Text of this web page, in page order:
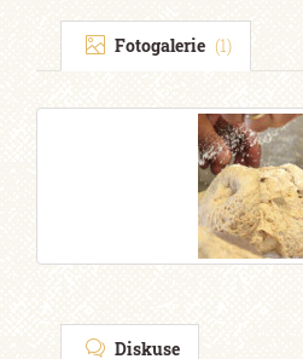
Fotogalerie (1)
Diskuse